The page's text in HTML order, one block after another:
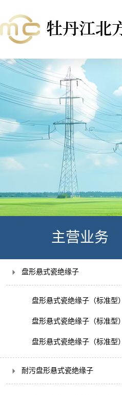
主营业务
盘形悬式瓷绝缘子
盘形悬式瓷绝缘子（标准型）
盘形悬式瓷绝缘子（标准型）
盘形悬式瓷绝缘子（标准型）
耐污盘形悬式瓷绝缘子